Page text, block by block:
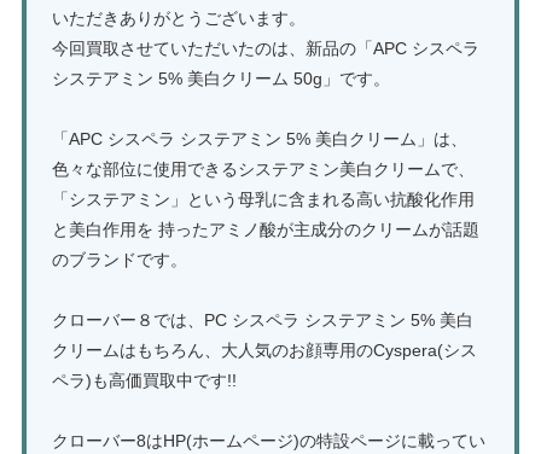
いただきありがとうございます。
今回買取させていただいたのは、新品の「APC シスペラ
システアミン 5% 美白クリーム 50g」です。
「APC シスペラ システアミン 5% 美白クリーム」は、
色々な部位に使用できるシステアミン美白クリームで、
「システアミン」という母乳に含まれる高い抗酸化作用
と美白作用を 持ったアミノ酸が主成分のクリームが話題
のブランドです。
クローバー８では、PC シスペラ システアミン 5% 美白
クリームはもちろん、大人気のお顔専用のCyspera(シス
ペラ)も高価買取中です!!
クローバー8はHP(ホームページ)の特設ページに載ってい